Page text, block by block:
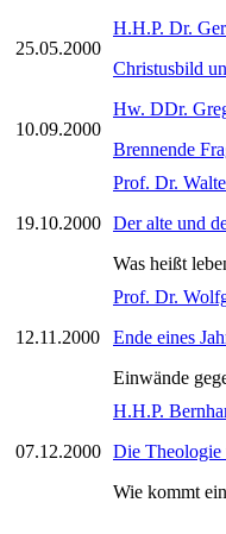
25.05.2000
H.H.P. Dr.
Christusbild
10.09.2000
Hw. DDr.
Brennende
19.10.2000
Prof. Dr.
Der alte und
Was heißt
12.11.2000
Prof. Dr.
Ende eines
Einwände
07.12.2000
H.H.P.
Die Theologie
Wie kommt